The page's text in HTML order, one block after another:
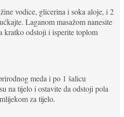
vodice, glicerina i soka aloje, i 2
Laganom masažom nanesite
kratko odstoji i isperite toplom
meda i po 1 šalicu
na tijelo i ostavite da odstoji pola
za tijelo.